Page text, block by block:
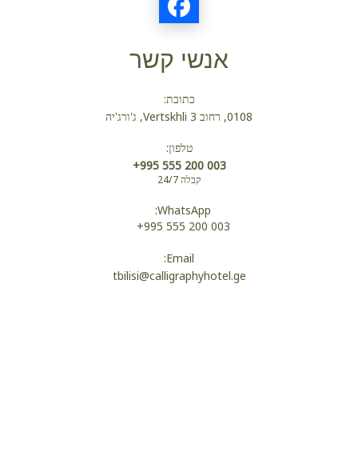
אנשי קשר
כתובת:
0108, רחוב Vertskhli 3, ג'ורג'יה
טלפון:
+995 555 200 003
קבלה 24/7
WhatsApp:
+995 555 200 003
Email:
tbilisi@calligraphyhotel.ge